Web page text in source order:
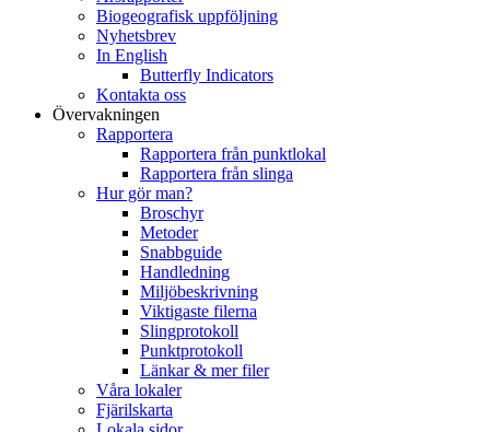
Biogeografisk uppföljning
Nyhetsbrev
In English
Butterfly Indicators
Kontakta oss
Övervakningen
Rapportera
Rapportera från punktlokal
Rapportera från slinga
Hur gör man?
Broschyr
Metoder
Snabbguide
Handledning
Miljöbeskrivning
Viktigaste filerna
Slingprotokoll
Punktprotokoll
Länkar & mer filer
Våra lokaler
Fjärilskarta